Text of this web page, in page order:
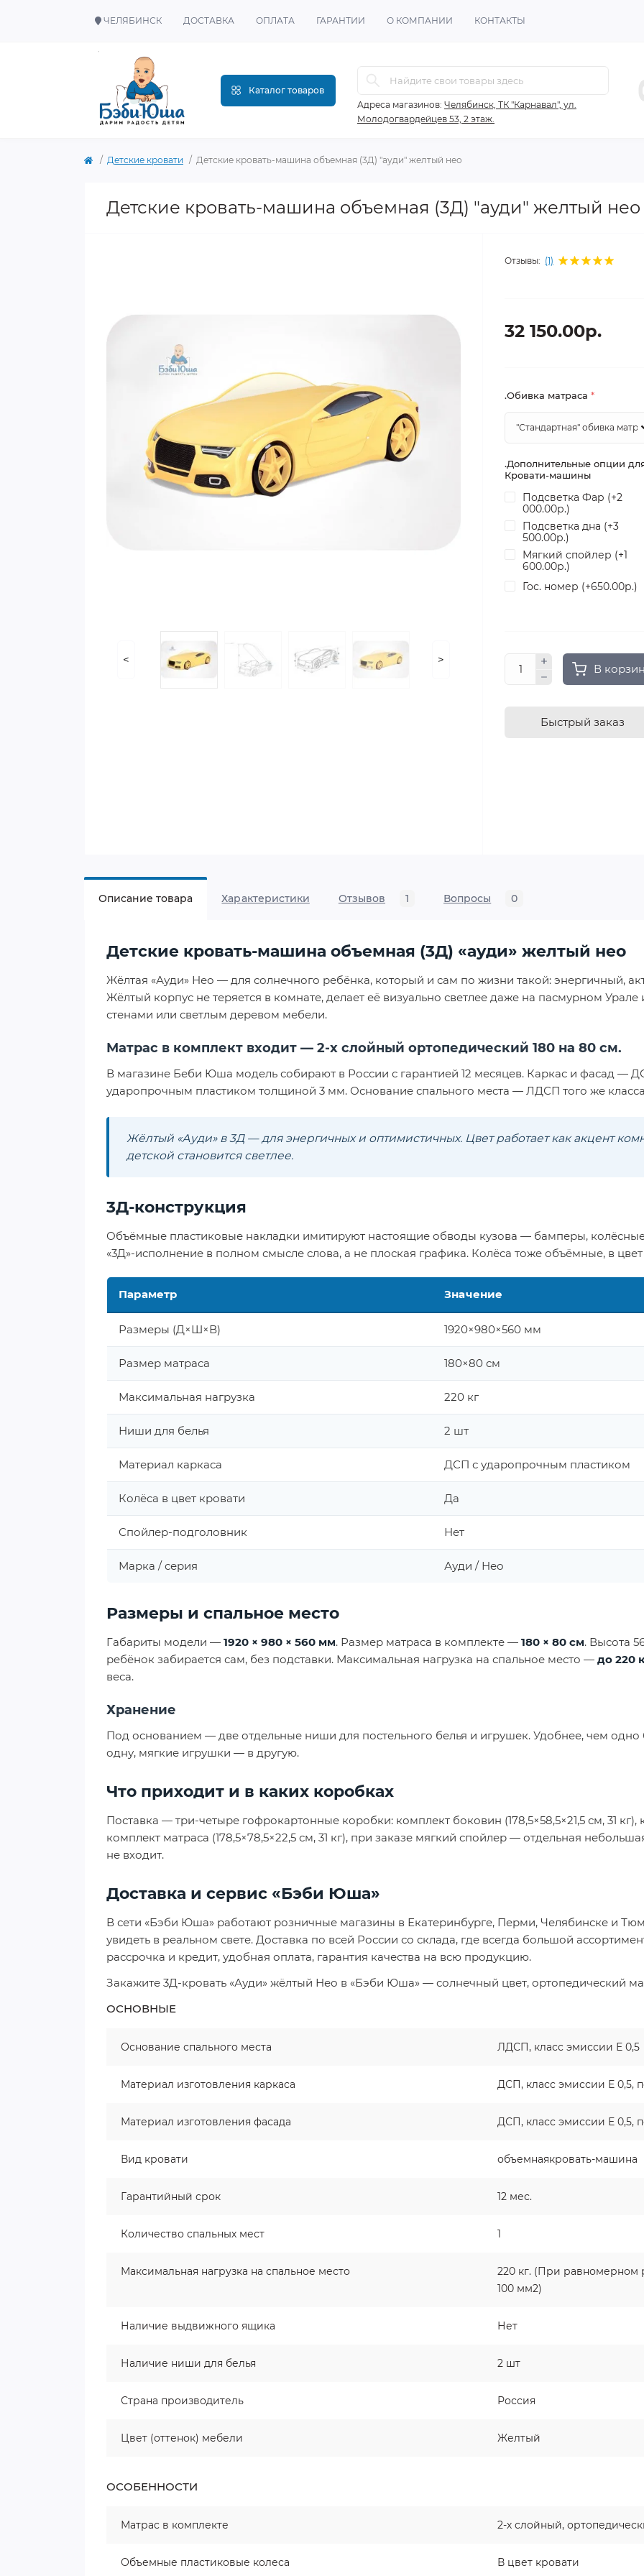
ЧЕЛЯБИНСК ДОСТАВКА ОПЛАТА ГАРАНТИИ О КОМПАНИИ КОНТАКТЫ
Каталог товаров
Адреса магазинов: Челябинск, ТК "Карнавал", ул.
Молодогвардейцев 53, 2 этаж.
Детские кровати Детские кровать-машина объемная (3Д) "ауди" желтый нео
Детские кровать-машина объемная (3Д) "ауди" желтый нео
< >
Отзывы: (1)
32 150.00р.
.Обивка матраса *
.Дополнительные опции
Кровати-машины
Подсветка Фар (+2
000.00р.)
Подсветка дна (+3
500.00р.)
Мягкий спойлер (+1
600.00р.)
Гос. номер (+650.00р.)
В
Быстрый заказ
Описание товара Характеристики Отзывов 1 Вопросы 0
Детские кровать-машина объемная (3Д) «ауди» желтый нео
Жёлтая «Ауди» Нео — для солнечного ребёнка, который и сам по жизни такой: энергичный,
Жёлтый корпус не теряется в комнате, делает её визуально светлее даже на пасмурном
стенами или светлым деревом мебели.
Матрас в комплект входит — 2-х слойный ортопедический 180 на 80 см.
В магазине Беби Юша модель собирают в России с гарантией 12 месяцев. Каркас и фасад —
ударопрочным пластиком толщиной 3 мм. Основание спального места — ЛДСП того же
Жёлтый «Ауди» в 3Д — для энергичных и оптимистичных. Цвет работает как акцент
детской становится светлее.
3Д-конструкция
Объёмные пластиковые накладки имитируют настоящие обводы кузова — бамперы,
«3Д»-исполнение в полном смысле слова, а не плоская графика. Колёса тоже объёмные, в цвет
Параметр Значение
Размеры (Д×Ш×В) 1920×980×560 мм
Размер матраса 180×80 см
Максимальная нагрузка 220 кг
Ниши для белья 2 шт
Материал каркаса ДСП с ударопрочным пластиком
Колёса в цвет кровати Да
Спойлер-подголовник Нет
Марка / серия Ауди / Нео
Размеры и спальное место
Габариты модели — 1920 × 980 × 560 мм. Размер матраса в комплекте — 180 × 80 см. Высота
ребёнок забирается сам, без подставки. Максимальная нагрузка на спальное место — до 220
веса.
Хранение
Под основанием — две отдельные ниши для постельного белья и игрушек. Удобнее, чем одно
одну, мягкие игрушки — в другую.
Что приходит и в каких коробках
Поставка — три-четыре гофрокартонные коробки: комплект боковин (178,5×58,5×21,5 см, 31 кг),
комплект матраса (178,5×78,5×22,5 см, 31 кг), при заказе мягкий спойлер — отдельная
не входит.
Доставка и сервис «Бэби Юша»
В сети «Бэби Юша» работают розничные магазины в Екатеринбурге, Перми, Челябинске и
увидеть в реальном свете. Доставка по всей России со склада, где всегда большой
рассрочка и кредит, удобная оплата, гарантия качества на всю продукцию.
Закажите 3Д-кровать «Ауди» жёлтый Нео в «Бэби Юша» — солнечный цвет, ортопедический
ОСНОВНЫЕ
Основание спального места ЛДСП, класс эмиссии Е 0,5
Материал изготовления каркаса ДСП, класс эмиссии Е 0,5,
Материал изготовления фасада ДСП, класс эмиссии Е 0,5,
Вид кровати объемнаякровать-машина
Гарантийный срок 12 мес.
Количество спальных мест 1
Максимальная нагрузка на спальное место
220 кг. (При равномерном
100 мм2)
Наличие выдвижного ящика Нет
Наличие ниши для белья 2 шт
Страна производитель Россия
Цвет (оттенок) мебели Желтый
ОСОБЕННОСТИ
Матрас в комплекте 2-х слойный,
Объемные пластиковые колеса В цвет кровати